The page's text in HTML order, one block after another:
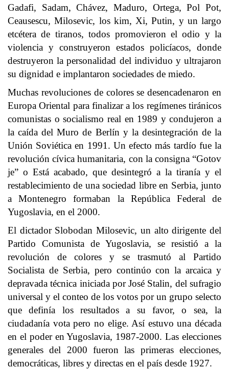
Gadafi, Sadam, Chávez, Maduro, Ortega, Pol Pot,
Ceausescu, Milosevic, los kim, Xi, Putin, y un largo
etcétera de tiranos, todos promovieron el odio y la
violencia y construyeron estados policíacos, donde
destruyeron la personalidad del individuo y ultrajaron
su dignidad e implantaron sociedades de miedo.
Muchas revoluciones de colores se desencadenaron en
Europa Oriental para finalizar a los regímenes tiránicos
comunistas o socialismo real en 1989 y condujeron a
la caída del Muro de Berlín y la desintegración de la
Unión Soviética en 1991. Un efecto más tardío fue la
revolución cívica humanitaria, con la consigna “Gotov
je” o Está acabado, que desintegró a la tiranía y el
restablecimiento de una sociedad libre en Serbia, junto
a Montenegro formaban la República Federal de
Yugoslavia, en el 2000.
El dictador Slobodan Milosevic, un alto dirigente del
Partido Comunista de Yugoslavia, se resistió a la
revolución de colores y se trasmutó al Partido
Socialista de Serbia, pero continúo con la arcaica y
depravada técnica iniciada por José Stalin, del sufragio
universal y el conteo de los votos por un grupo selecto
que definía los resultados a su favor, o sea, la
ciudadanía vota pero no elige. Así estuvo una década
en el poder en Yugoslavia, 1987-2000. Las elecciones
generales del 2000 fueron las primeras elecciones,
democráticas, libres y directas en el país desde 1927.